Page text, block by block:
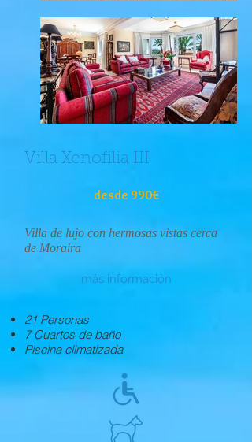
Villa Xenofilia III
desde 990€
Villa de lujo con hermosas vistas cerca
de Moraira
más información
21 Personas
7 Cuartos de baño
Piscina climatizada